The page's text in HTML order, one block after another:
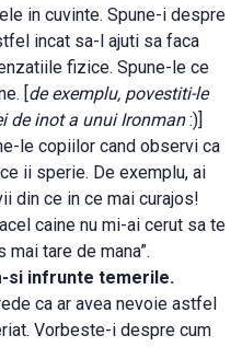
in cuvinte. Spune-i despre
incat sa-l ajuti sa faca
fizice. Spune-le ce
[de exemplu, povestiti-le
de inot a unui Ironman:)]
le copiilor cand observi ca
ii sperie. De exemplu, ai
din ce in ce mai curajos!
caine nu mi-ai cerut sa te
tare de mana”.
si infrunte temerile.
ca ar avea nevoie astfel
Vorbeste-i despre cum